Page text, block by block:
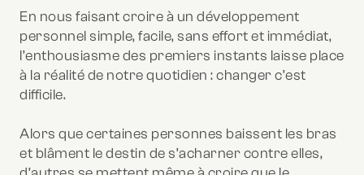
En nous faisant croire à un développement
personnel simple, facile, sans effort et immédiat,
l’enthousiasme des premiers instants laisse place
à la réalité de notre quotidien : changer c’est
difficile.
Alors que certaines personnes baissent les bras
et blâment le destin de s’acharner contre elles,